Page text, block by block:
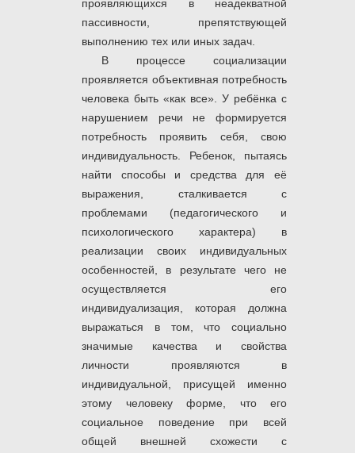
проявляющихся в неадекватной
пассивности, препятствующей
выполнению тех или иных задач.
В процессе социализации
проявляется объективная потребность
человека быть «как все». У ребёнка с
нарушением речи не формируется
потребность проявить себя, свою
индивидуальность. Ребенок, пытаясь
найти способы и средства для её
выражения, сталкивается с
проблемами (педагогического и
психологического характера) в
реализации своих индивидуальных
особенностей, в результате чего не
осуществляется его
индивидуализация, которая должна
выражаться в том, что социально
значимые качества и свойства
личности проявляются в
индивидуальной, присущей именно
этому человеку форме, что его
социальное поведение при всей
общей внешней схожести с